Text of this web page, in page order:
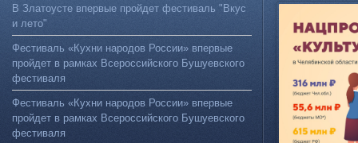
В Златоусте впервые пройдет фестиваль "Вкус
и лето"
Фестиваль «Кухни народов России» впервые
пройдет в рамках Всероссийского Бушуевского
фестиваля
Фестиваль «Кухни народов России» впервые
пройдет в рамках Всероссийского Бушуевского
фестиваля